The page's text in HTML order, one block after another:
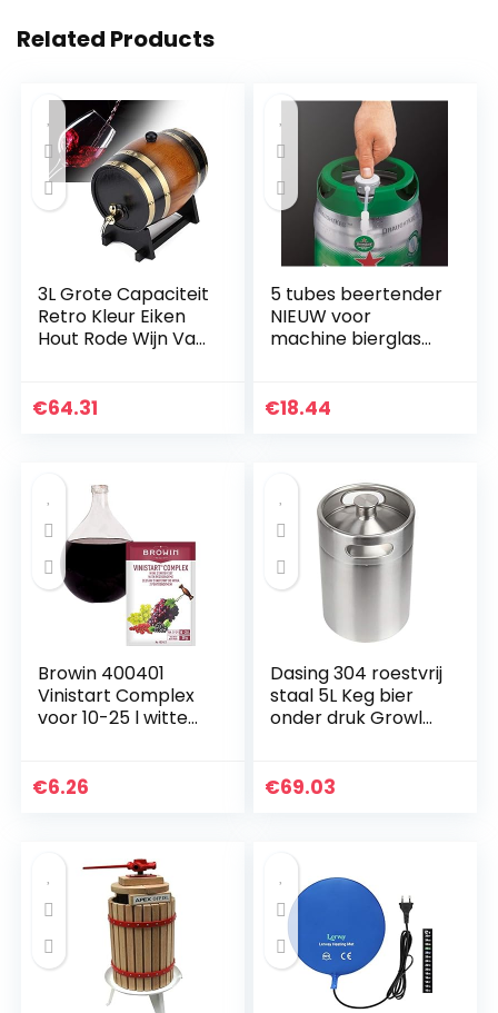
Related Products
3L Grote Capaciteit
Retro Kleur Eiken
Hout Rode Wijn Vat
voor Thuis Thuis
€64.31
5 tubes beertender
NIEUW voor
machine bierglas
€18.44
Browin 400401
Vinistart Complex
voor 10-25 l witte
alcohol, wijngist,
€6.26
Dasing 304 roestvrij
staal 5L Keg bier
onder druk Growler
maken
€69.03